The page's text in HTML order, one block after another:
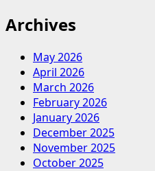
Archives
May 2026
April 2026
March 2026
February 2026
January 2026
December 2025
November 2025
October 2025